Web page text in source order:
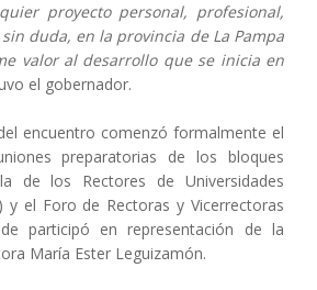
proyecto personal, profesional,
duda, en la provincia de La Pampa
valor al desarrollo que se inicia en
el gobernador.
encuentro comenzó formalmente el
preparatorias de los bloques
de los Rectores de Universidades
y el Foro de Rectoras y Vicerrectoras
participó en representación de la
María Ester Leguizamón.